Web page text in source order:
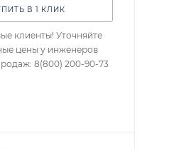
В 1 КЛИК
клиенты! Уточняйте
цены у инженеров
8(800) 200-90-73